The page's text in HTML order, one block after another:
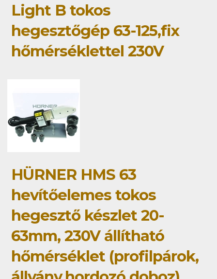
Light B tokos
hegesztőgép 63-125,fix
hőmérséklettel 230V
HÜRNER HMS 63
hevítőelemes tokos
hegesztő készlet 20-
63mm, 230V állítható
hőmérséklet (profilpárok,